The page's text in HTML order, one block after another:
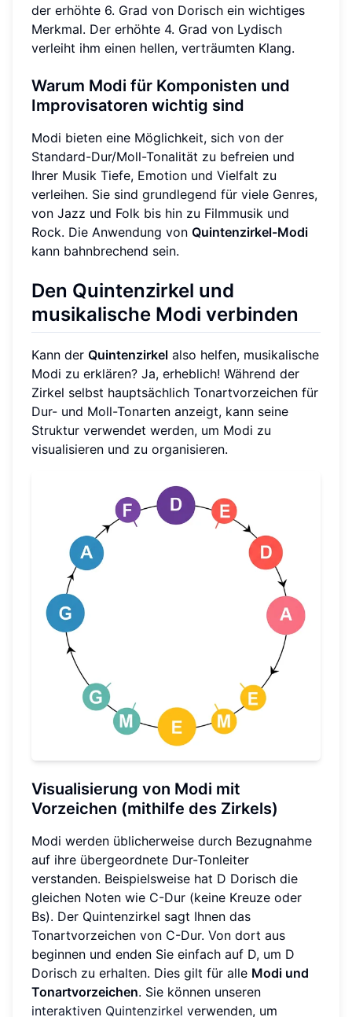
der erhöhte 6. Grad von Dorisch ein wichtiges
Merkmal. Der erhöhte 4. Grad von Lydisch
verleiht ihm einen hellen, verträumten Klang.
Warum Modi für Komponisten und
Improvisatoren wichtig sind
Modi bieten eine Möglichkeit, sich von der
Standard-Dur/Moll-Tonalität zu befreien und
Ihrer Musik Tiefe, Emotion und Vielfalt zu
verleihen. Sie sind grundlegend für viele Genres,
von Jazz und Folk bis hin zu Filmmusik und
Rock. Die Anwendung von Quintenzirkel-Modi
kann bahnbrechend sein.
Den Quintenzirkel und
musikalische Modi verbinden
Kann der Quintenzirkel also helfen, musikalische
Modi zu erklären? Ja, erheblich! Während der
Zirkel selbst hauptsächlich Tonartvorzeichen für
Dur- und Moll-Tonarten anzeigt, kann seine
Struktur verwendet werden, um Modi zu
visualisieren und zu organisieren.
Visualisierung von Modi mit
Vorzeichen (mithilfe des Zirkels)
Modi werden üblicherweise durch Bezugnahme
auf ihre übergeordnete Dur-Tonleiter
verstanden. Beispielsweise hat D Dorisch die
gleichen Noten wie C-Dur (keine Kreuze oder
Bs). Der Quintenzirkel sagt Ihnen das
Tonartvorzeichen von C-Dur. Von dort aus
beginnen und enden Sie einfach auf D, um D
Dorisch zu erhalten. Dies gilt für alle Modi und
Tonartvorzeichen. Sie können unseren
interaktiven Quintenzirkel verwenden, um